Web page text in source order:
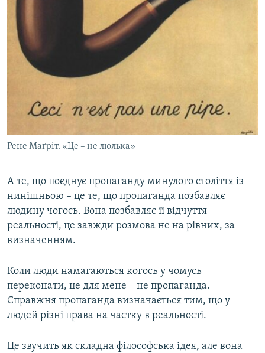
Рене Маґріт. «Це – не люлька»
А те, що поєднує пропаганду минулого століття із
нинішньою – це те, що пропаганда позбавляє
людину чогось. Вона позбавляє її відчуття
реальності, це завжди розмова не на рівних, за
визначенням.
Коли люди намагаються когось у чомусь
переконати, це для мене – не пропаганда.
Справжня пропаганда визначається тим, що у
людей різні права на частку в реальності.
Це звучить як складна філософська ідея, але вона